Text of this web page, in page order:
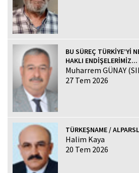
BU SÜREÇ TÜRKİYE’Yİ
HAKLI ENDİŞELERİMİZ...
Muharrem GÜNAY
27 Tem 2026
TÜRKEŞNAME /
Halim Kaya
20 Tem 2026